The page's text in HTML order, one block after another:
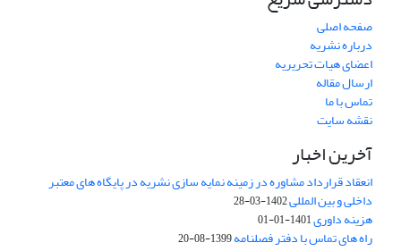
صفحه اصلی
درباره نشریه
اعضای هیات تحریریه
ارسال مقاله
تماس با ما
نقشه سایت
آخرین اخبار
انعقاد قرارداد مشاوره در زمینه نمایه سازی نشریه در پایگاه های معتبر
داخلی و بین المللی1402-03-28
هزینه داوری1401-01-01
راه های تماس با دفتر فصلنامه1399-08-20